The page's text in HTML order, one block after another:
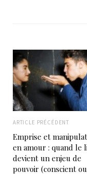
ARTICLE PRÉCÉDENT
Emprise et
en amour : quand le
devient un enjeu de
pouvoir (conscient ou